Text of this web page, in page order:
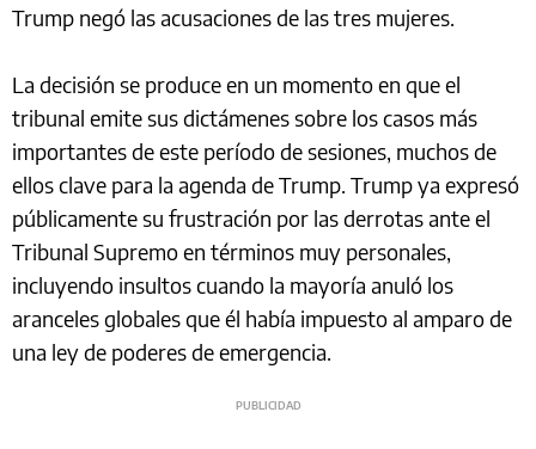
Trump negó las acusaciones de las tres mujeres.
La decisión se produce en un momento en que el
tribunal emite sus dictámenes sobre los casos más
importantes de este período de sesiones, muchos de
ellos clave para la agenda de Trump. Trump ya expresó
públicamente su frustración por las derrotas ante el
Tribunal Supremo en términos muy personales,
incluyendo insultos cuando la mayoría anuló los
aranceles globales que él había impuesto al amparo de
una ley de poderes de emergencia.